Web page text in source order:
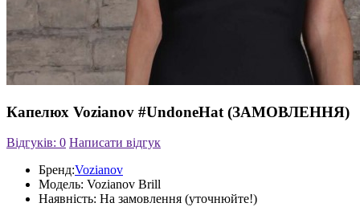
Капелюх Vozianov #UndoneHat (ЗАМОВЛЕННЯ)
Відгуків: 0 Написати відгук
Бренд:Vozianov
Модель: Vozianov Brill
Наявність: На замовлення (уточнюйте!)